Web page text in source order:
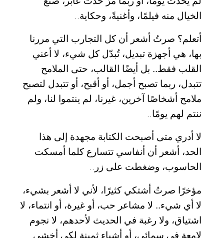
الخيال منه فيلمًا، وأغنيةً، وحكاية..
أتعلم؟ صرتُ أشعر أن كل التجارب التي مررنا
بها، هي أجهزة تبديل، تُبدّل كل شيء، لا أعني
القلب فقط.. بل أيضًا القالب، حتى الملامح
تتبدل، ربما تصبح أجمل، أو أقبح، أو تتبدل لتصبح
ملامح أشخاصًا آخرين، غيرنا، لم ينتموا لنا، ولم
ننتم لهم يومًا..
لا أدري متى أصبحت الكتابة مجهدة إلى هذا
الحد، أشعر أن أنفاسي تتسارع كلما أمسكت
الحاسوب، وضغطت على زر ..
مؤخرًا صرتُ أشتكي كثيرًا، لأني لا أشعر بشيء،
لا أي شيء.. لا مشاعر حب، أو غيرة، أو انتماء، لا
اشتياق، ولا رغبة في الحديث لأحدهم، لا نجوم
لامعة في سمائي، أو أشياء ثمينة لكي أخشى